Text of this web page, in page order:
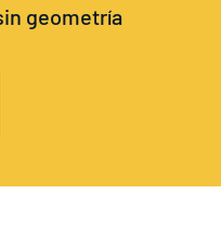
geometría